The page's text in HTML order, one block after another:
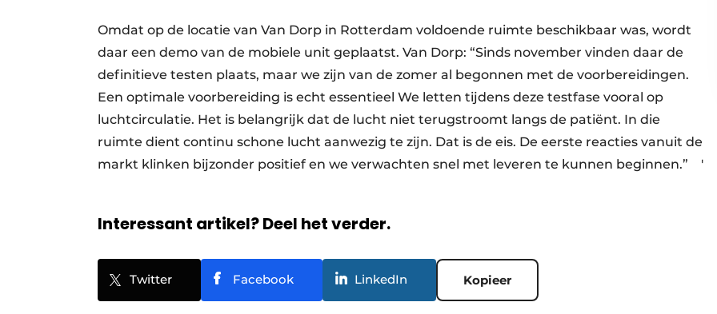
Omdat op de locatie van Van Dorp in Rotterdam voldoende ruimte beschikbaar was, wordt
daar een demo van de mobiele unit geplaatst. Van Dorp: “Sinds november vinden daar de
definitieve testen plaats, maar we zijn van de zomer al begonnen met de voorbereidingen.
Een optimale voorbereiding is echt essentieel We letten tijdens deze testfase vooral op
luchtcirculatie. Het is belangrijk dat de lucht niet terugstroomt langs de patiënt. In die
ruimte dient continu schone lucht aanwezig te zijn. Dat is de eis. De eerste reacties vanuit de
markt klinken bijzonder positief en we verwachten snel met leveren te kunnen beginnen.” ′
Interessant artikel? Deel het verder.
Twitter Facebook LinkedIn Kopieer